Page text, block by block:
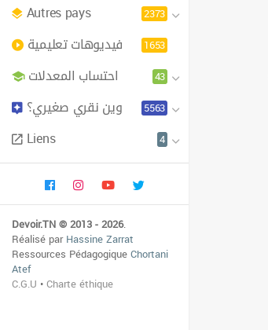
Autres pays 2373
فيديوهات تعليمية 1653
احتساب المعدلات 43
وين نقري صغيري؟ 5563
Liens 4
Devoir.TN © 2013 - 2026.
Réalisé parHassine Zarrat
Ressources PédagogiqueChortani
Atef
C.G.U •Charte éthique